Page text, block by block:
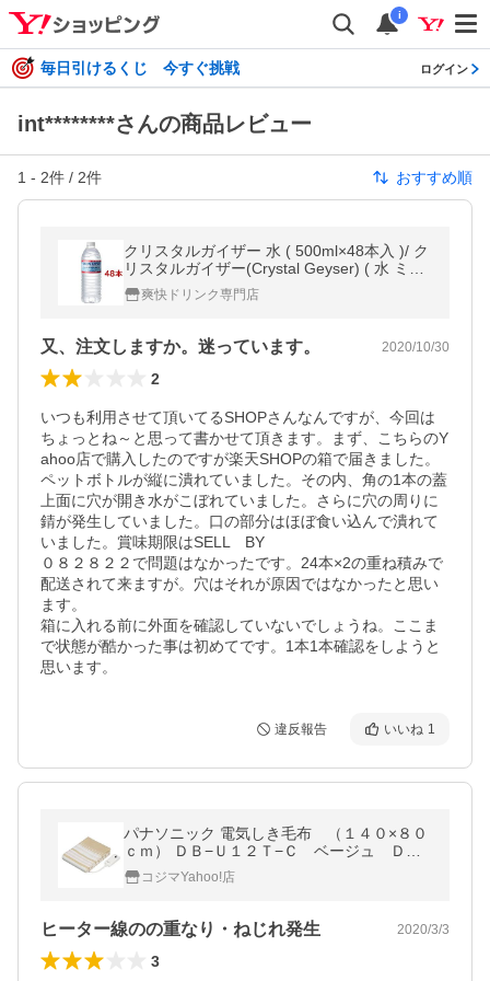
i
毎日引けるくじ 今すぐ挑戦 ログイン
int********さんの商品レビュー
1 - 2件 / 2件 おすすめ順
クリスタルガイザー 水 ( 500ml×48本入 )/ ク
リスタルガイザー(Crystal Geyser) ( 水 ミネ
ラルウォーター 500ml カリフォルニア )
爽快ドリンク専門店
又、注文しますか。迷っています。 2020/10/30
2
いつも利用させて頂いてるSHOPさんなんですが、今回は
ちょっとね～と思って書かせて頂きます。まず、こちらのY
ahoo店で購入したのですが楽天SHOPの箱で届きました。
ペットボトルが縦に潰れていました。その内、角の1本の蓋
上面に穴が開き水がこぼれていました。さらに穴の周りに
錆が発生していました。口の部分はほぼ食い込んで潰れて
いました。賞味期限はSELL　BY
０８２８２２で問題はなかったです。24本×2の重ね積みで
配送されて来ますが。穴はそれが原因ではなかったと思い
ます。
箱に入れる前に外面を確認していないでしょうね。ここま
で状態が酷かった事は初めてです。1本1本確認をしようと
思います。
違反報告 いいね 1
パナソニック 電気しき毛布 （１４０×８０
ｃｍ） ＤＢ−Ｕ１２Ｔ−Ｃ ベージュ ＤＢ
−Ｕ１２Ｔ−Ｃ ベージュ ［１４０×８０ｃ
ｍ］コジマYahoo!店
ヒーター線のの重なり・ねじれ発生 2020/3/3
3